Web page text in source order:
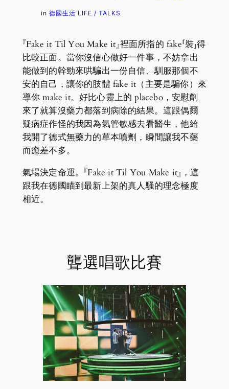
in 德國生活 LIFE / TALKS
『Fake it Til You Make it』裡面所指的 fake「裝」得
比較正面。當你沒信心做好一件事，不妨拿出
能做到的幹勁來哄騙出一份自信、馴服那個不
安的自己，讓你的肢體 fake it（主要是騙你）來
導你 make it。好比心靈上的 placebo，安慰劑
來了就算沒藥力都落到病除的結果。這跟偶爾
疑病症作怪的我因為氣管敏感去看醫生，他給
我開了德式無藥力的草本噴劑，瞬間讓我不藥
而癒差不多。
氣場決定命運。『Fake it Til You Make it』，這
跟我在德國瞄到最新上架的真人騷的理念極度
相近。
聾選唱歌比賽